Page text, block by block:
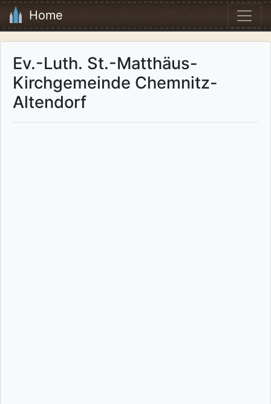
Home
Ev.-Luth. St.-Matthäus-
Kirchgemeinde Chemnitz-
Altendorf